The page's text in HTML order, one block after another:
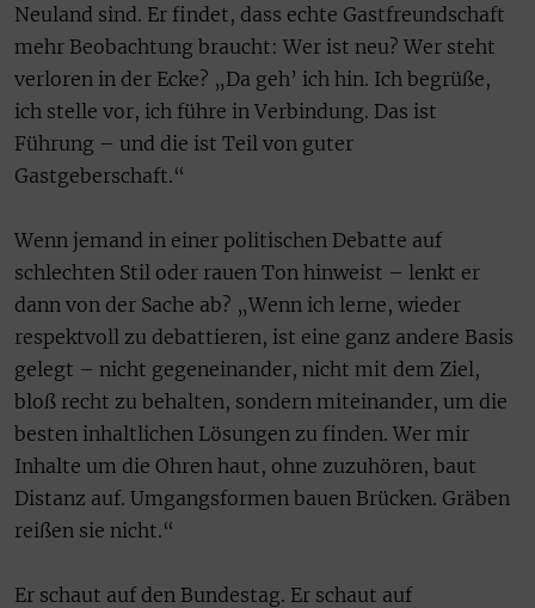
Neuland sind. Er findet, dass echte Gastfreundschaft
mehr Beobachtung braucht: Wer ist neu? Wer steht
verloren in der Ecke? „Da geh’ ich hin. Ich begrüße,
ich stelle vor, ich führe in Verbindung. Das ist
Führung – und die ist Teil von guter
Gastgeberschaft.“
Wenn jemand in einer politischen Debatte auf
schlechten Stil oder rauen Ton hinweist – lenkt er
dann von der Sache ab? „Wenn ich lerne, wieder
respektvoll zu debattieren, ist eine ganz andere Basis
gelegt – nicht gegeneinander, nicht mit dem Ziel,
bloß recht zu behalten, sondern miteinander, um die
besten inhaltlichen Lösungen zu finden. Wer mir
Inhalte um die Ohren haut, ohne zuzuhören, baut
Distanz auf. Umgangsformen bauen Brücken. Gräben
reißen sie nicht.“
Er schaut auf den Bundestag. Er schaut auf